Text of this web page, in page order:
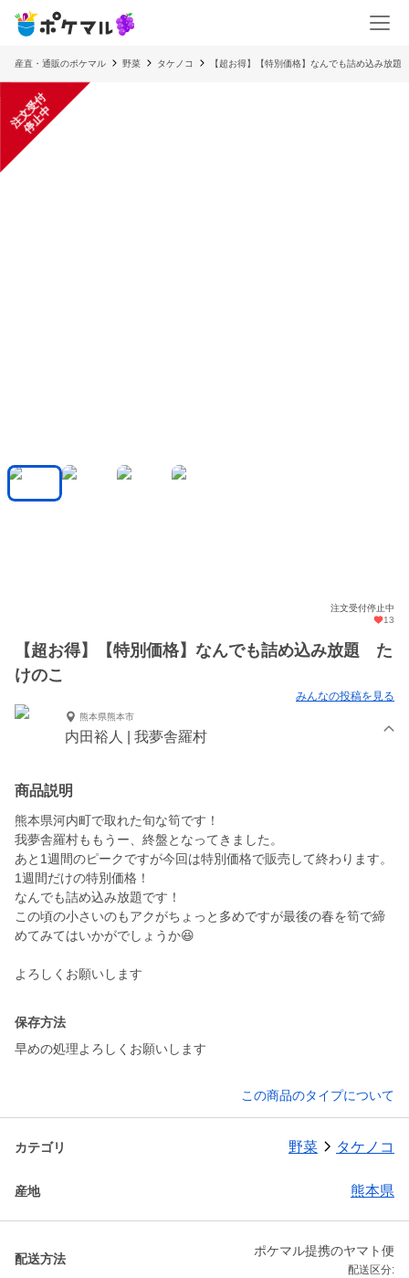
産直・通販のポケマル 野菜 タケノコ 【超お得】【特別価格】なんでも詰め込み放
注
文
受
付
停
止
中
注文受付停止中
13
【超お得】【特別価格】なんでも詰め込み放題 た
けのこ
みんなの投稿を見る
熊本県熊本市
内田裕人 | 我夢舎羅村
商品説明
熊本県河内町で取れた旬な筍です！
我夢舎羅村ももうー、終盤となってきました。
あと1週間のピークですが今回は特別価格で販売して終わります。
1週間だけの特別価格！
なんでも詰め込み放題です！
この頃の小さいのもアクがちょっと多めですが最後の春を筍で締
めてみてはいかがでしょうか😆
よろしくお願いします
保存方法
早めの処理よろしくお願いします
この商品のタイプについて
カテゴリ 野菜 タケノコ
産地 熊本県
配送方法
ポケマル提携のヤマト便
配送区分: